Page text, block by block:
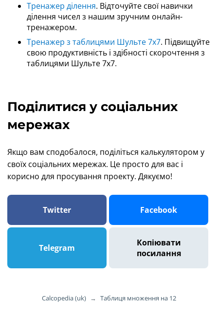
Тренажер ділення. Відточуйте свої навички
ділення чисел з нашим зручним онлайн-
тренажером.
Тренажер з таблицями Шульте 7x7. Підвищуйте
свою продуктивність і здібності скорочтення з
таблицями Шульте 7x7.
Поділитися у соціальних
мережах
Якщо вам сподобалося, поділіться калькулятором у
своїх соціальних мережах. Це просто для вас і
корисно для просування проекту. Дякуємо!
Twitter Facebook
Telegram
Копіювати
посилання
Calcopedia (uk) → Таблиця множення на 12